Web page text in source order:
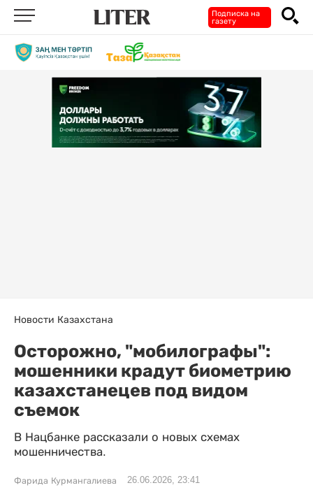
Подписка на
газету
Новости Казахстана
Осторожно, "мобилографы":
мошенники крадут биометрию
казахстанецев под видом
съемок
В Нацбанке рассказали о новых схемах
мошенничества.
Фарида Курмангалиева 26.06.2026, 23:41